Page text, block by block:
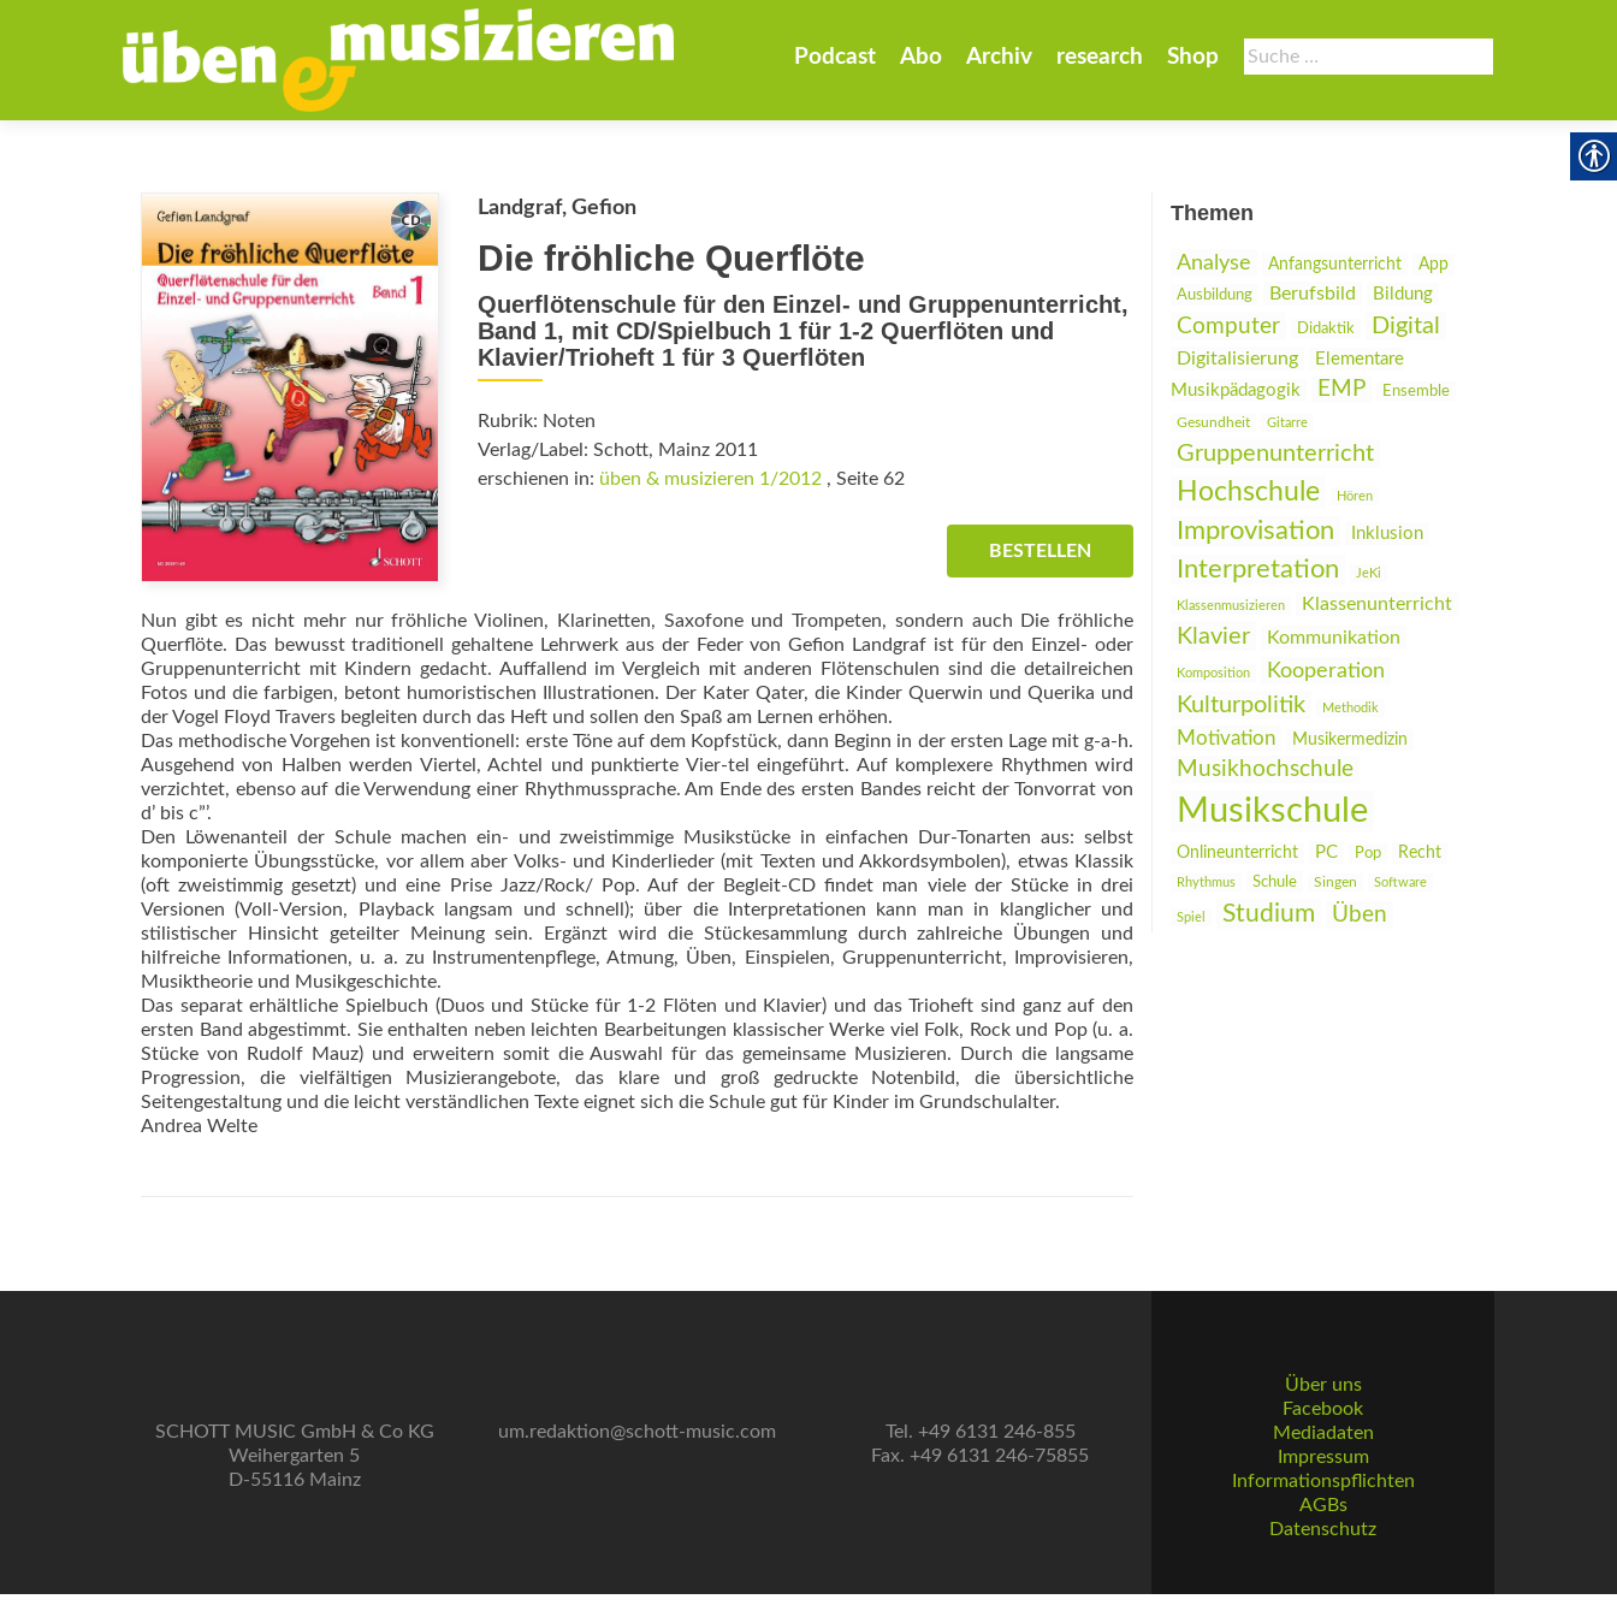
Suche
nach:
Podcast Abo Archiv research Shop
Landgraf, Gefion
Die fröhliche Querflöte
Querflötenschule für den Einzel- und Gruppenunterricht,
Band 1, mit CD/Spielbuch 1 für 1-2 Querflöten und
Klavier/Trioheft 1 für 3 Querflöten
Rubrik: Noten
Verlag/Label: Schott, Mainz 2011
erschienen in: üben & musizieren 1/2012, Seite 62
BESTELLEN
Nun gibt es nicht mehr nur fröhliche Violinen, Klarinetten, Saxofone und Trompeten, sondern auch Die fröhliche
Querflöte. Das bewusst traditionell gehaltene Lehrwerk aus der Feder von Ge­fion Landgraf ist für den Einzel- oder
Gruppenunterricht mit Kindern gedacht. Auffallend im Vergleich mit anderen Flötenschulen sind die detailreichen
Fotos und die farbigen, betont humoristischen Illustrationen. Der Kater Qater, die Kinder Querwin und Querika und
der Vogel Floyd Travers begleiten durch das Heft und sollen den Spaß am Lernen erhöhen.
Das methodische Vorgehen ist konventionell: erste Töne auf dem Kopfstück, dann Beginn in der ersten Lage mit g-a-h.
Ausgehend von Halben werden Viertel, Achtel und punktierte Vier-tel eingeführt. Auf komplexere Rhythmen wird
verzichtet, ebenso auf die Verwendung einer Rhythmussprache. Am Ende des ersten Bandes reicht der Tonvorrat von
d’ bis c”’.
Den Löwenanteil der Schule machen ein- und zweistimmige Musikstücke in einfachen Dur-Tonarten aus: selbst
komponierte Übungsstücke, vor allem aber Volks- und Kinderlieder (mit Texten und Akkordsymbolen), etwas Klassik
(oft zweistimmig gesetzt) und eine Prise Jazz/Rock/ Pop. Auf der Begleit-CD findet man viele der Stücke in drei
Versionen (Voll-Version, Playback langsam und schnell); über die Interpretationen kann man in klanglicher und
stilistischer Hinsicht geteilter Meinung sein. Ergänzt wird die Stückesammlung durch zahlreiche Übungen und
hilfreiche Informationen, u. a. zu Instrumentenpflege, Atmung, Üben, Einspielen, Gruppenunterricht, Improvisieren,
Musiktheorie und Musikgeschichte.
Das separat erhältliche Spielbuch (Duos und Stücke für 1-2 Flöten und Klavier) und das Trioheft sind ganz auf den
ersten Band abgestimmt. Sie enthalten neben leichten Bearbeitungen klassischer Werke viel Folk, Rock und Pop (u. a.
Stücke von Rudolf Mauz) und erweitern somit die Auswahl für das gemeinsame Musizieren. Durch die langsame
Progression, die vielfältigen Musizierangebote, das klare und groß gedruckte Notenbild, die übersichtliche
Seitengestaltung und die leicht verständlichen Texte eignet sich die Schule gut für Kinder im Grundschulalter.
Andrea Welte
Themen
Analyse Anfangsunterricht
App
Ausbildung
Berufsbild Bildung
Computer Didaktik Digital
Digitalisierung
Elementare
Musikpädagogik
EMP Ensemble
Gesundheit Gitarre
Gruppenunterricht
Hochschule Hören
Improvisation Inklusion
Interpretation JeKi
Klassenmusizieren Klassenunterricht
Klavier Kommunikation
Komposition Kooperation
Kulturpolitik Methodik
Motivation Musikermedizin
Musikhochschule
Musikschule
Onlineunterricht PC Pop Recht
Rhythmus Schule Singen Software
Spiel Studium Üben
SCHOTT MUSIC GmbH & Co KG
Weihergarten 5
D-55116 Mainz
um.redaktion@schott-music.com
Tel. +49 6131 246-855
Fax. +49 6131 246-75855
Über uns
Facebook
Mediadaten
Impressum
Informationspflichten
AGBs
Datenschutz